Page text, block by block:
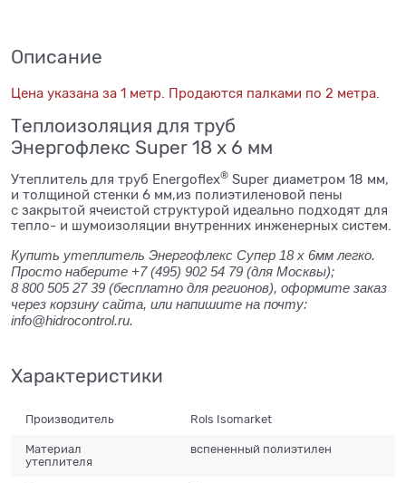
Описание
Цена указана за 1 метр. Продаются палками по 2 метра.
Теплоизоляция для труб
Энергофлекс Super 18 х 6 мм
Утеплитель для труб Energoflex® Super диаметром 18 мм,
и толщиной стенки 6 мм,из полиэтиленовой пены
с закрытой ячеистой структурой идеально подходят для
тепло- и шумоизоляции внутренних инженерных систем.
Купить утеплитель Энергофлекс Cупер 18 x 6мм легко.
Просто наберите +7 (495) 902 54 79 (для Москвы);
8 800 505 27 39 (бесплатно для регионов), оформите заказ
через корзину сайта, или напишите на почту:
info@hidrocontrol.ru.
Характеристики
Производитель Rols Isomarket
Материал
утеплителя
вспененный полиэтилен